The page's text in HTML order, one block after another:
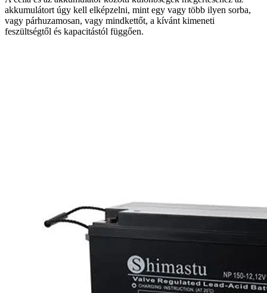
akkumulátort úgy kell elképzelni, mint egy vagy több ilyen sorba,
vagy párhuzamosan, vagy mindkettőt, a kívánt kimeneti
feszültségtől és kapacitástól függően.